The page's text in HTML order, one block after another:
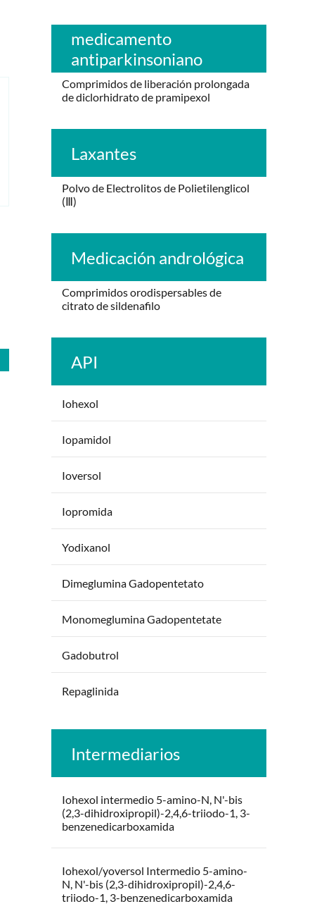
medicamento
antiparkinsoniano
Comprimidos de liberación prolongada
de diclorhidrato de pramipexol
Laxantes
Polvo de Electrolitos de Polietilenglicol
(Ⅲ)
Medicación andrológica
Comprimidos orodispersables de
citrato de sildenafilo
API
Iohexol
Iopamidol
Ioversol
Iopromida
Yodixanol
Dimeglumina Gadopentetato
Monomeglumina Gadopentetate
Gadobutrol
Repaglinida
Intermediarios
Iohexol intermedio 5-amino-N, N'-bis
(2,3-dihidroxipropil)-2,4,6-triiodo-1, 3-
benzenedicarboxamida
Iohexol/yoversol Intermedio 5-amino-
N, N'-bis (2,3-dihidroxipropil)-2,4,6-
triiodo-1, 3-benzenedicarboxamida